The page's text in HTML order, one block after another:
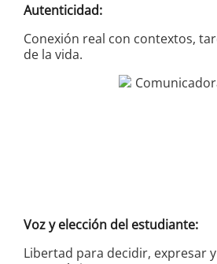
Autenticidad:
Conexión real con contextos,
de la vida.
Voz y elección del estudiante:
Libertad para decidir, expresar